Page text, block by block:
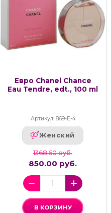
Евро Chanel Chance
Eau Tendre, edt., 100 ml
Артикул: 869-Е-4
Женский
1368.50 руб.
850.00 руб.
В КОРЗИНУ